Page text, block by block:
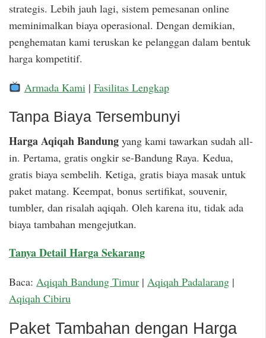
strategis. Lebih jauh lagi, sistem pemesanan online
meminimalkan biaya operasional. Dengan demikian,
penghematan kami teruskan ke pelanggan dalam bentuk
harga kompetitif.
Armada Kami | Fasilitas Lengkap
Tanpa Biaya Tersembunyi
Harga Aqiqah Bandung yang kami tawarkan sudah all-
in. Pertama, gratis ongkir se-Bandung Raya. Kedua,
gratis biaya sembelih. Ketiga, gratis biaya masak untuk
paket matang. Keempat, bonus sertifikat, souvenir,
tumbler, dan risalah aqiqah. Oleh karena itu, tidak ada
biaya tambahan mengejutkan.
Tanya Detail Harga Sekarang
Baca: Aqiqah Bandung Timur | Aqiqah Padalarang |
Aqiqah Cibiru
Paket Tambahan dengan Harga